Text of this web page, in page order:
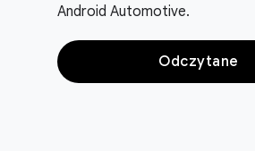
Android Automotive.
Odczytane